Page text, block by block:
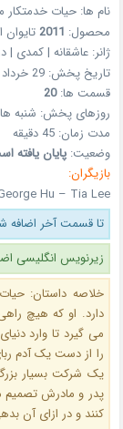
نام ها: حیات خدمتکار
محصول: 2011
ژانر: عاشقانه | کمدی |
تاریخ پخش: 29 خرداد 1390 – 19Jun2011
قسمت ها:20
روزهای پخش: شنبه ها
مدت زمان: 45 دقیقه
وضعیت:پایان یافته
بازیگران:
Hu – Tia Lee
تا قسمت آخر اضافه
زیرنویس انگلیسی
خلاصه داستان:
دارد. او که هیچ
می گیرد تا وارد
را از دست یک آدم
یک شرکت بسیار
پدر و مادرش تصمیم
کنند و در ازای آن